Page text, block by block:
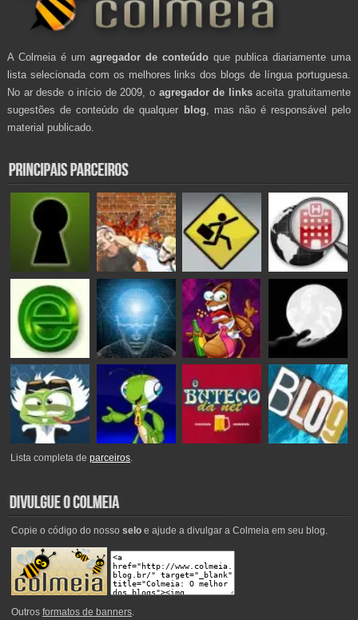
A Colmeia é um agregador de conteúdo que publica diariamente uma
lista selecionada com os melhores links dos blogs de língua portuguesa.
No ar desde o início de 2009, o agregador de linksaceita gratuitamente
sugestões de conteúdo de qualquer blog , mas não é responsável pelo
material publicado.
Lista completa deparceiros.
Copie o código do nosso seloe ajude a divulgar a Colmeia em seu blog.
Outros formatos de banners.